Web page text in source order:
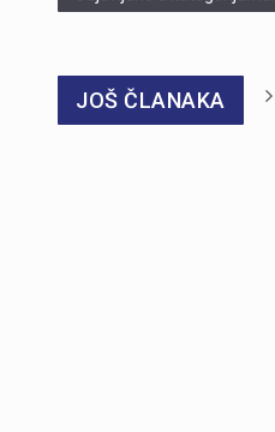
JOŠ ČLANAKA